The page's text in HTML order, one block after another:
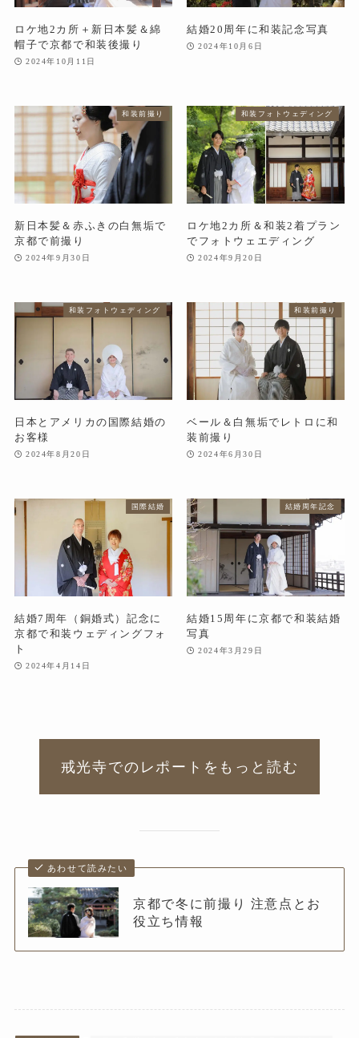
ロケ地2カ所＋新日本髪＆綿
帽子で京都で和装後撮り
2024年10月11日
結婚20周年に和装記念写真
2024年10月6日
和装前撮り
新日本髪＆赤ふきの白無垢で
京都で前撮り
2024年9月30日
和装フォトウェディング
ロケ地2カ所＆和装2着プラン
でフォトウェエディング
2024年9月20日
和装フォトウェディング
日本とアメリカの国際結婚の
お客様
2024年8月20日
和装前撮り
ベール＆白無垢でレトロに和
装前撮り
2024年6月30日
国際結婚
結婚7周年（銅婚式）記念に
京都で和装ウェディングフォ
ト
2024年4月14日
結婚周年記念
結婚15周年に京都で和装結婚
写真
2024年3月29日
戒光寺でのレポートをもっと読む
あわせて読みたい
京都で冬に前撮り 注意点とお
役立ち情報